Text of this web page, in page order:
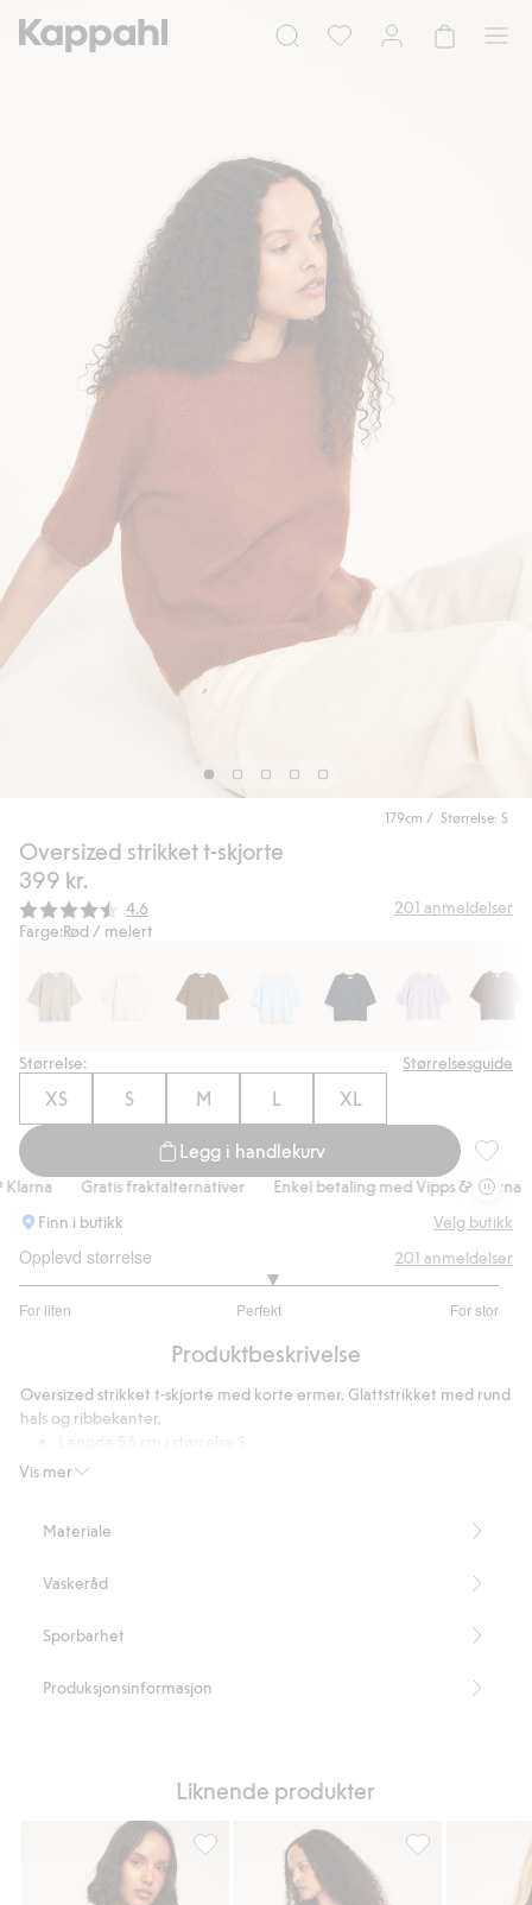
179cm / Størrelse: S
Oversized strikket t-skjorte
399 kr.
Gjennomsnittskarakter:
4.6 201 anmeldelser
Farge:Rød / melert
Størrelse: Størrelsesguide
XS S M L XL
Legg i handlekurv
Gratis fraktalternativer Enkel betaling med Vipps & Klarna
Finn i butikk
Velg butikk
Opplevd størrelse
For liten Perfekt For stor
av
164
stemmer
201 anmeldelser
Produktbeskrivelse
Vis mer
Oversized strikket t-skjorte med korte ermer. Glattstrikket med rund
hals og ribbekanter.
Inneholder 65 % resirkulert polyester
Materiale
Vaskeråd
Sporbarhet
Produksjonsinformasjon
Liknende produkter
Strikket topp i ullblanding, Legg til i
Strikket topp i